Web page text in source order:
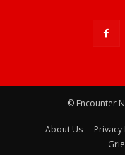
© Encounter
About Us Privacy